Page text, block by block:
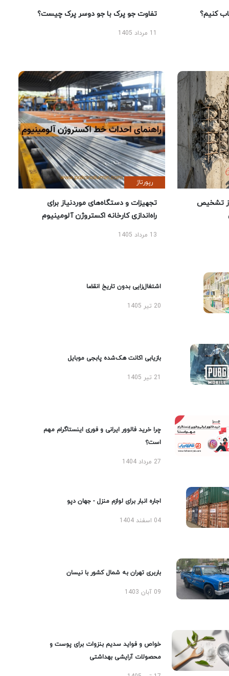
کنیم؟ تفاوت جو پرک با جو دوسر پرک چیست؟
تشخیص
رپورتاژ
تجهیزات و دستگاه‌های موردنیاز برای
راه‌اندازی کارخانه اکستروژن آلومینیوم
13 مرداد 1405
اشتغال‌زایی بدون تاریخ انقضا
20 تیر 1405
بازیابی اکانت هک‌شده پابجی موبایل
چرا خرید فالوور ایرانی و فوری اینستاگرام مهم
است؟
27 مرداد 1404
اجاره انبار برای لوازم منزل - جهان دپو
04 اسفند 1404
باربری تهران به شمال کشور با نیسان
09 آبان 1403
خواص و فواید سدیم بنزوات برای پوست و
محصولات آرایشی بهداشتی